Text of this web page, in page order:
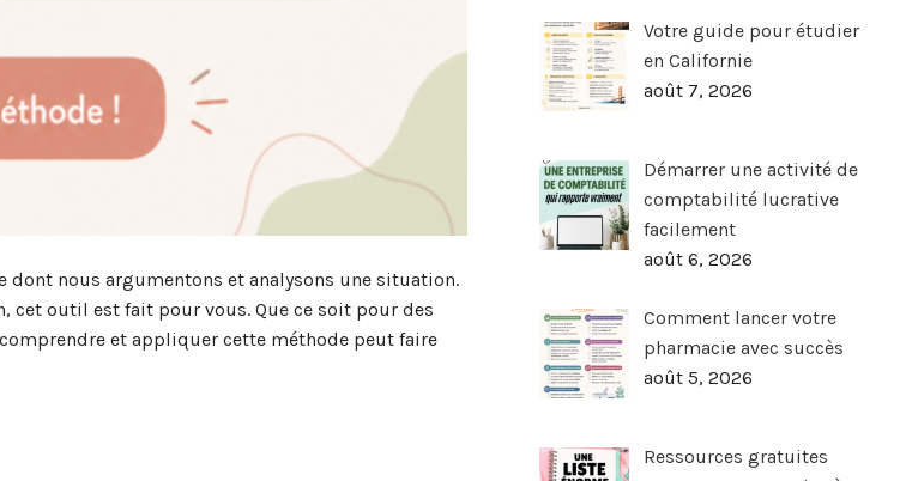
dont nous argumentons et analysons une situation.
cet outil est fait pour vous. Que ce soit pour des
et appliquer cette méthode peut faire
Votre guide pour étudier
en Californie
août 7, 2026
Démarrer une activité de
comptabilité lucrative
facilement
août 6, 2026
Comment lancer votre
pharmacie avec succès
août 5, 2026
Ressources gratuites